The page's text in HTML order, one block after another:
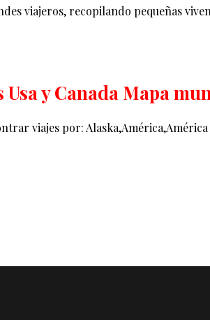
viajeros, recopilando pequeñas
y Canada Mapa
viajes por: